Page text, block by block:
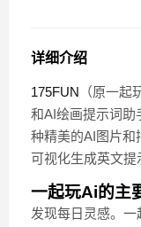
详细介绍
175FUN （原一
和AI绘画提示词助
种精美的AI图片和
可视化生成英文提
一起玩Ai的主
发现每日灵感。